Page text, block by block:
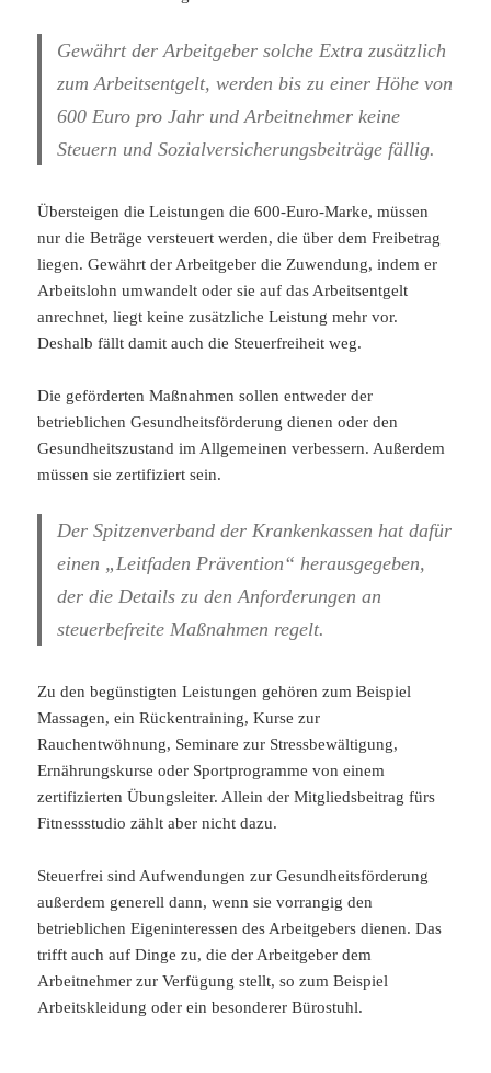
Gewährt der Arbeitgeber solche Extra zusätzlich
zum Arbeitsentgelt, werden bis zu einer Höhe von
600 Euro pro Jahr und Arbeitnehmer keine
Steuern und Sozialversicherungsbeiträge fällig.
Übersteigen die Leistungen die 600-Euro-Marke, müssen
nur die Beträge versteuert werden, die über dem Freibetrag
liegen. Gewährt der Arbeitgeber die Zuwendung, indem er
Arbeitslohn umwandelt oder sie auf das Arbeitsentgelt
anrechnet, liegt keine zusätzliche Leistung mehr vor.
Deshalb fällt damit auch die Steuerfreiheit weg.
Die geförderten Maßnahmen sollen entweder der
betrieblichen Gesundheitsförderung dienen oder den
Gesundheitszustand im Allgemeinen verbessern. Außerdem
müssen sie zertifiziert sein.
Der Spitzenverband der Krankenkassen hat dafür
einen „Leitfaden Prävention“ herausgegeben,
der die Details zu den Anforderungen an
steuerbefreite Maßnahmen regelt.
Zu den begünstigten Leistungen gehören zum Beispiel
Massagen, ein Rückentraining, Kurse zur
Rauchentwöhnung, Seminare zur Stressbewältigung,
Ernährungskurse oder Sportprogramme von einem
zertifizierten Übungsleiter. Allein der Mitgliedsbeitrag fürs
Fitnessstudio zählt aber nicht dazu.
Steuerfrei sind Aufwendungen zur Gesundheitsförderung
außerdem generell dann, wenn sie vorrangig den
betrieblichen Eigeninteressen des Arbeitgebers dienen. Das
trifft auch auf Dinge zu, die der Arbeitgeber dem
Arbeitnehmer zur Verfügung stellt, so zum Beispiel
Arbeitskleidung oder ein besonderer Bürostuhl.